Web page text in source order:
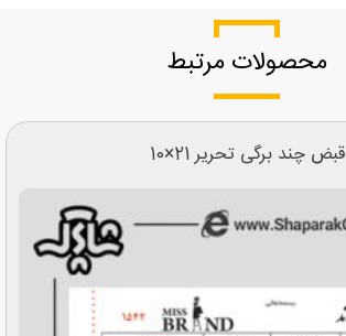
محصولات مرتبط
قبض چند برگی تحریر 21×10